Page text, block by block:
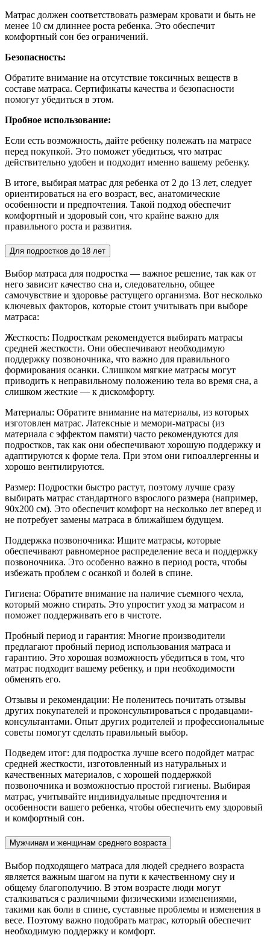
Матрас должен соответствовать размерам кровати и быть не
менее 10 см длиннее роста ребенка. Это обеспечит
комфортный сон без ограничений.
Безопасность:
Обратите внимание на отсутствие токсичных веществ в
составе матраса. Сертификаты качества и безопасности
помогут убедиться в этом.
Пробное использование:
Если есть возможность, дайте ребенку полежать на матрасе
перед покупкой. Это поможет убедиться, что матрас
действительно удобен и подходит именно вашему ребенку.
В итоге, выбирая матрас для ребенка от 2 до 13 лет, следует
ориентироваться на его возраст, вес, анатомические
особенности и предпочтения. Такой подход обеспечит
комфортный и здоровый сон, что крайне важно для
правильного роста и развития.
Для подростков до 18 лет
Выбор матраса для подростка — важное решение, так как от
него зависит качество сна и, следовательно, общее
самочувствие и здоровье растущего организма. Вот несколько
ключевых факторов, которые стоит учитывать при выборе
матраса:
Жесткость: Подросткам рекомендуется выбирать матрасы
средней жесткости. Они обеспечивают необходимую
поддержку позвоночника, что важно для правильного
формирования осанки. Слишком мягкие матрасы могут
приводить к неправильному положению тела во время сна, а
слишком жесткие — к дискомфорту.
Материалы: Обратите внимание на материалы, из которых
изготовлен матрас. Латексные и мемори-матрасы (из
материала с эффектом памяти) часто рекомендуются для
подростков, так как они обеспечивают хорошую поддержку и
адаптируются к форме тела. При этом они гипоаллергенны и
хорошо вентилируются.
Размер: Подростки быстро растут, поэтому лучше сразу
выбирать матрас стандартного взрослого размера (например,
90x200 см). Это обеспечит комфорт на несколько лет вперед и
не потребует замены матраса в ближайшем будущем.
Поддержка позвоночника: Ищите матрасы, которые
обеспечивают равномерное распределение веса и поддержку
позвоночника. Это особенно важно в период роста, чтобы
избежать проблем с осанкой и болей в спине.
Гигиена: Обратите внимание на наличие съемного чехла,
который можно стирать. Это упростит уход за матрасом и
поможет поддерживать его в чистоте.
Пробный период и гарантия: Многие производители
предлагают пробный период использования матраса и
гарантию. Это хорошая возможность убедиться в том, что
матрас подходит вашему ребенку, и при необходимости
обменять его.
Отзывы и рекомендации: Не поленитесь почитать отзывы
других покупателей и проконсультироваться с продавцами-
консультантами. Опыт других родителей и профессиональные
советы помогут сделать правильный выбор.
Подведем итог: для подростка лучше всего подойдет матрас
средней жесткости, изготовленный из натуральных и
качественных материалов, с хорошей поддержкой
позвоночника и возможностью простой гигиены. Выбирая
матрас, учитывайте индивидуальные предпочтения и
особенности вашего ребенка, чтобы обеспечить ему здоровый
и комфортный сон.
Мужчинам и женщинам среднего возраста
Выбор подходящего матраса для людей среднего возраста
является важным шагом на пути к качественному сну и
общему благополучию. В этом возрасте люди могут
сталкиваться с различными физическими изменениями,
такими как боли в спине, суставные проблемы и изменения в
весе. Поэтому важно подобрать матрас, который обеспечит
необходимую поддержку и комфорт.